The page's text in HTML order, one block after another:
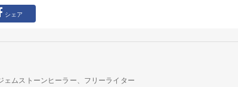
シェア
ェムストーンヒーラー、フリーライター